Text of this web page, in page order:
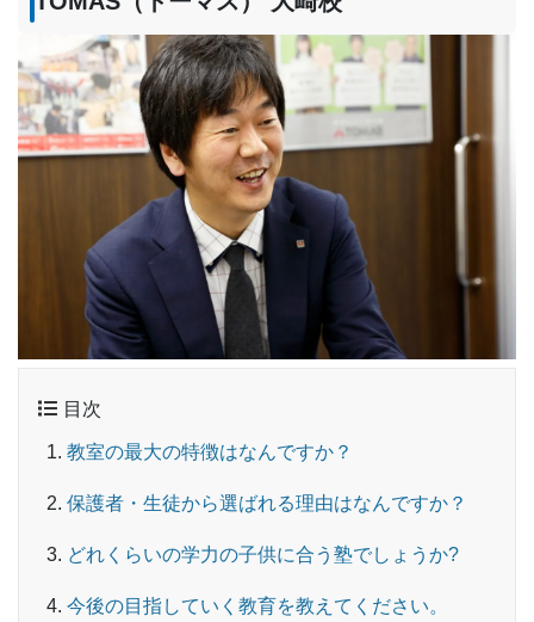
目次
教室の最大の特徴はなんですか？
保護者・生徒から選ばれる理由はなんですか？
どれくらいの学力の子供に合う塾でしょうか?
今後の目指していく教育を教えてください。